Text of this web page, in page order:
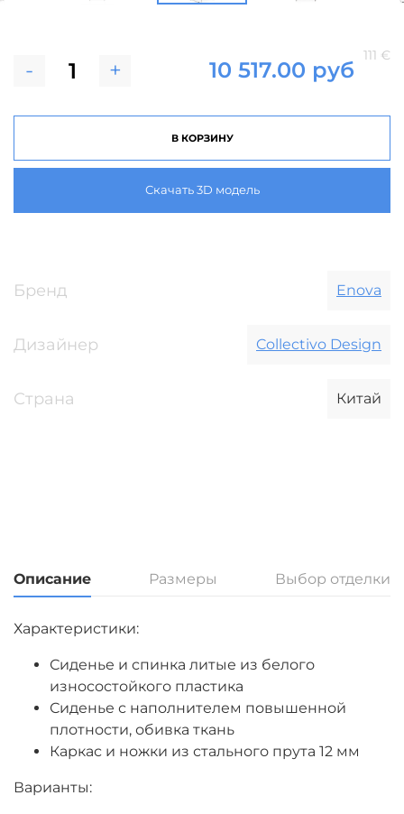
- + 10 517.00 руб
111 €
Бренд Enova
Дизайнер Collectivo Design
Страна Китай
В КОРЗИНУ
Скачать 3D модель
Описание Размеры Выбор отделки
Характеристики:
Сиденье и спинка литые из белого
износостойкого пластика
Сиденье с наполнителем повышенной
плотности, обивка ткань
Каркас и ножки из стального прута 12 мм
Варианты: